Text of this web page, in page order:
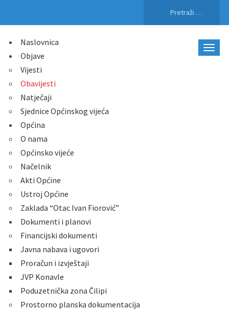
Naslovnica
Objave
Vijesti
Obavijesti
Natječaji
Sjednice Općinskog vijeća
Općina
O nama
Općinsko vijeće
Načelnik
Akti Općine
Ustroj Općine
Zaklada “Otac Ivan Fiorović”
Dokumenti i planovi
Financijski dokumenti
Javna nabava i ugovori
Proračun i izvještaji
JVP Konavle
Poduzetnička zona Čilipi
Prostorno planska dokumentacija